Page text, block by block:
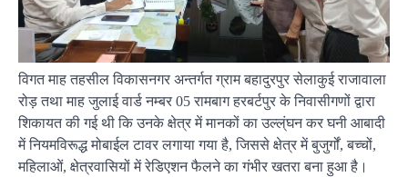
विगत माह तहसील विकासनगर अन्तर्गत ग्राम बहादुरपुर सेलाकुई राजावाला
रोड़ तथा माह जुलाई वार्ड नम्बर 05 रामबाग हरबर्टपुर के निवासीगणों द्वारा
शिकायत की गई थी कि उनके क्षेत्र में मानकों का उल्ल्ंघन कर घनी आबादी
में नियमविरूद्ध मोबाईल टावर लगाया गया है, जिससे क्षेत्र में बुजुर्गों, बच्चों,
महिलाओं, क्षेत्रवासियों में रेडिएशन फैलने का गंभीर खतरा बना हुआ है।